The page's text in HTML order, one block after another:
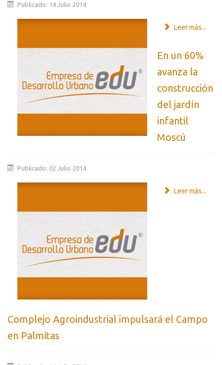
Publicado: 14 Julio 2014
Leer más...
En un 60%
avanza la
construcción
del jardín
infantil
Moscú
Publicado: 02 Julio 2014
Leer más...
Complejo Agroindustrial impulsará el Campo
en Palmitas